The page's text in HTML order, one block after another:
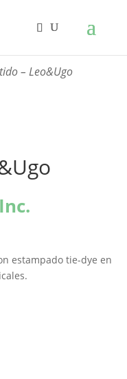
– Leo&Ugo
estampado tie-dye en